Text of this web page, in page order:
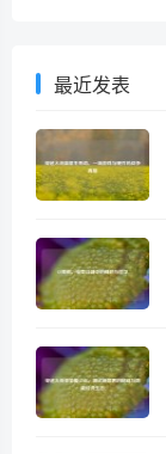
最近发表